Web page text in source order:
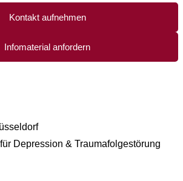
Kontakt aufnehmen
Infomaterial anfordern
Depression & Traumafolgestörung